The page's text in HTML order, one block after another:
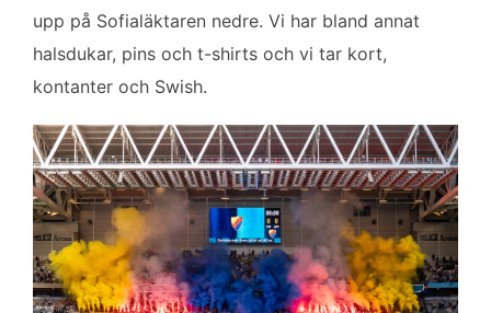
upp på Sofialäktaren nedre. Vi har bland annat
halsdukar, pins och t-shirts och vi tar kort,
kontanter och Swish.